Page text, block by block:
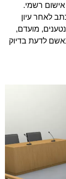
רשמי.
לאחר עיון
מועדם,
לדעת בדיוק